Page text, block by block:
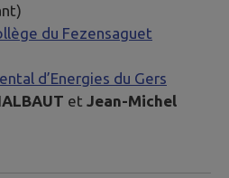
du Fezensaguet
d’Energies du Gers
et Jean-Michel